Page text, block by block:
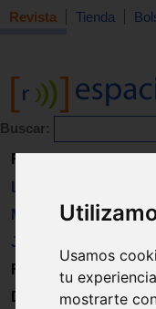
Usamos
tu
mostrarte
Revista Tienda
Buscar:
Revista
Libros
Material
Juguetes
Formación
Directorio